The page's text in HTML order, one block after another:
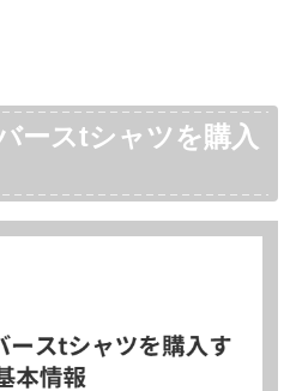
ースtシャツを購入